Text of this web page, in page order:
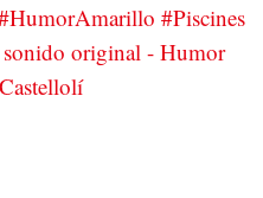
#Piscines
original - Humor